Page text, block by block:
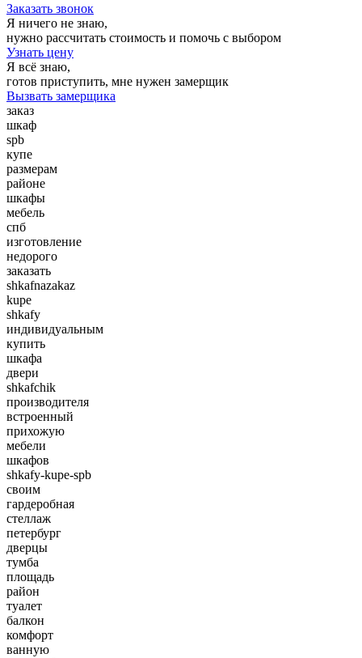
Заказать звонок
Я ничего не знаю,
нужно рассчитать стоимость и помочь с выбором
Узнать цену
Я всё знаю,
готов приступить, мне нужен замерщик
Вызвать замерщика
заказ
шкаф
spb
купе
размерам
районе
шкафы
мебель
спб
изготовление
недорого
заказать
shkafnazakaz
kupe
shkafy
индивидуальным
купить
шкафа
двери
shkafchik
производителя
встроенный
прихожую
мебели
шкафов
shkafy-kupe-spb
своим
гардеробная
стеллаж
петербург
дверцы
тумба
площадь
район
туалет
балкон
комфорт
ванную